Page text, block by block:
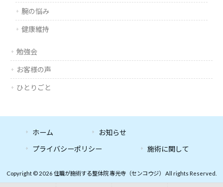
腕の悩み
健康維持
勉強会
お客様の声
ひとりごと
ホーム
お知らせ
プライバシーポリシー
施術に関して
Copyright © 2026 住職が施術する整体院 專光寺（センコウジ） All rights Reserved.